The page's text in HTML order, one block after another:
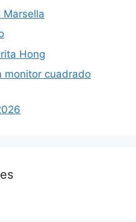
Marsella
Hong
monitor cuadrado